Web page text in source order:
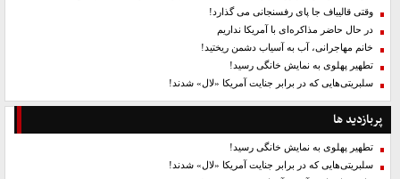
وقتی قالیباف جا پای رفسنجانی می گذارد!
در حال حاضر مذاکره‌ای با آمریکا نداریم
خانم مهاجرانی، آب به آسیاب دشمن ریختید!
تطهیر پهلوی به نمایش خانگی رسید!
سلبریتی‌هایی که در برابر جنایت آمریکا «لال» شدند!
پربازدید ها
تطهیر پهلوی به نمایش خانگی رسید!
سلبریتی‌هایی که در برابر جنایت آمریکا «لال» شدند!